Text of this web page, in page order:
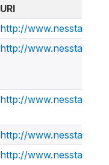
URI
http://
http://
http://
http://
http://